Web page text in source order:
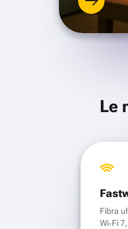
Le
Fibra
Wi‑Fi